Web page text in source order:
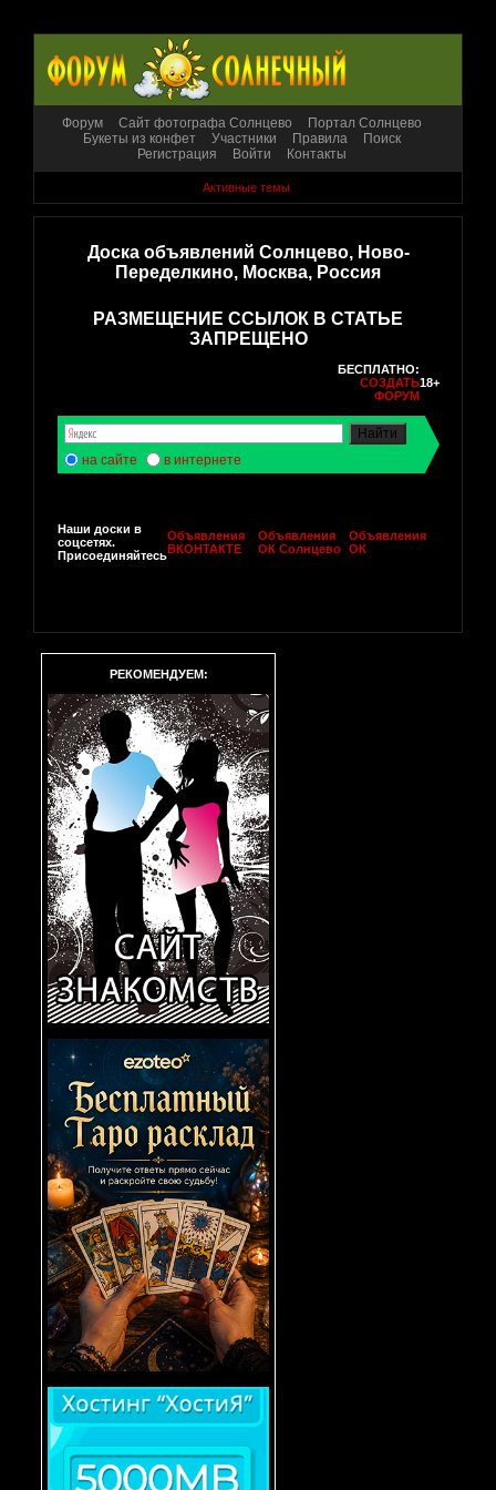
Форум Сайт фотографа Солнцево
Портал Солнцево
Букеты из конфет
Участники Правила
Поиск
Регистрация
Войти Контакты
Активные темы
Доска объявлений Солнцево, Ново-
Переделкино, Москва, Россия
РАЗМЕЩЕНИЕ ССЫЛОК В СТАТЬЕ
ЗАПРЕЩЕНО
БЕСПЛАТНО:
СОЗДАТЬ
ФОРУМ
18+
на сайте в интернете
Наши доски в
соцсетях.
Присоединяйтесь
Объявления
ВКОНТАКТЕ
Объявления
ОК Солнцево
Объявления
ОК
РЕКОМЕНДУЕМ: